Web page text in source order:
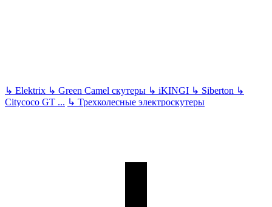
↳ Elektrix ↳ Green Camel скутеры ↳ iKINGI ↳ Siberton ↳
Citycoco GT ... ↳ Трехколесные электроскутеры